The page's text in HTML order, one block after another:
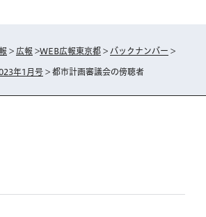
> 広報 >WEB広報東京都 > バックナンバー >
年1月号 > 都市計画審議会の傍聴者